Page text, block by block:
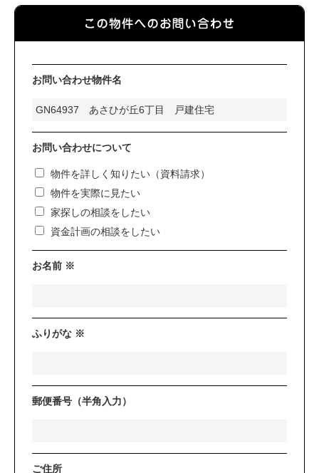
お問い合わせ物件名
お問い合わせについて
物件を詳しく知りたい（資料請求）
物件を実際に見たい
家探しの相談をしたい
資金計画の相談をしたい
お名前 ※
ふりがな ※
郵便番号（半角入力）
ご住所